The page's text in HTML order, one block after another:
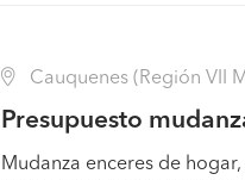
Cauquenes (Región VII
Presupuesto
Mudanza enceres de